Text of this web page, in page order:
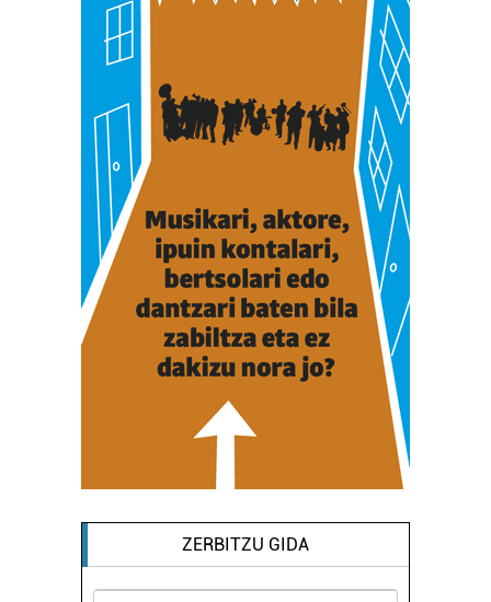
ZERBITZU GIDA